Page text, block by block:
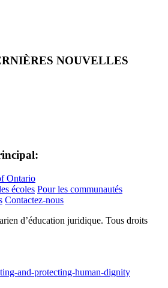
NOUVELLES
écoles Pour les communautés
Contactez-nous
d’éducation juridique. Tous droits
and-protecting-human-dignity